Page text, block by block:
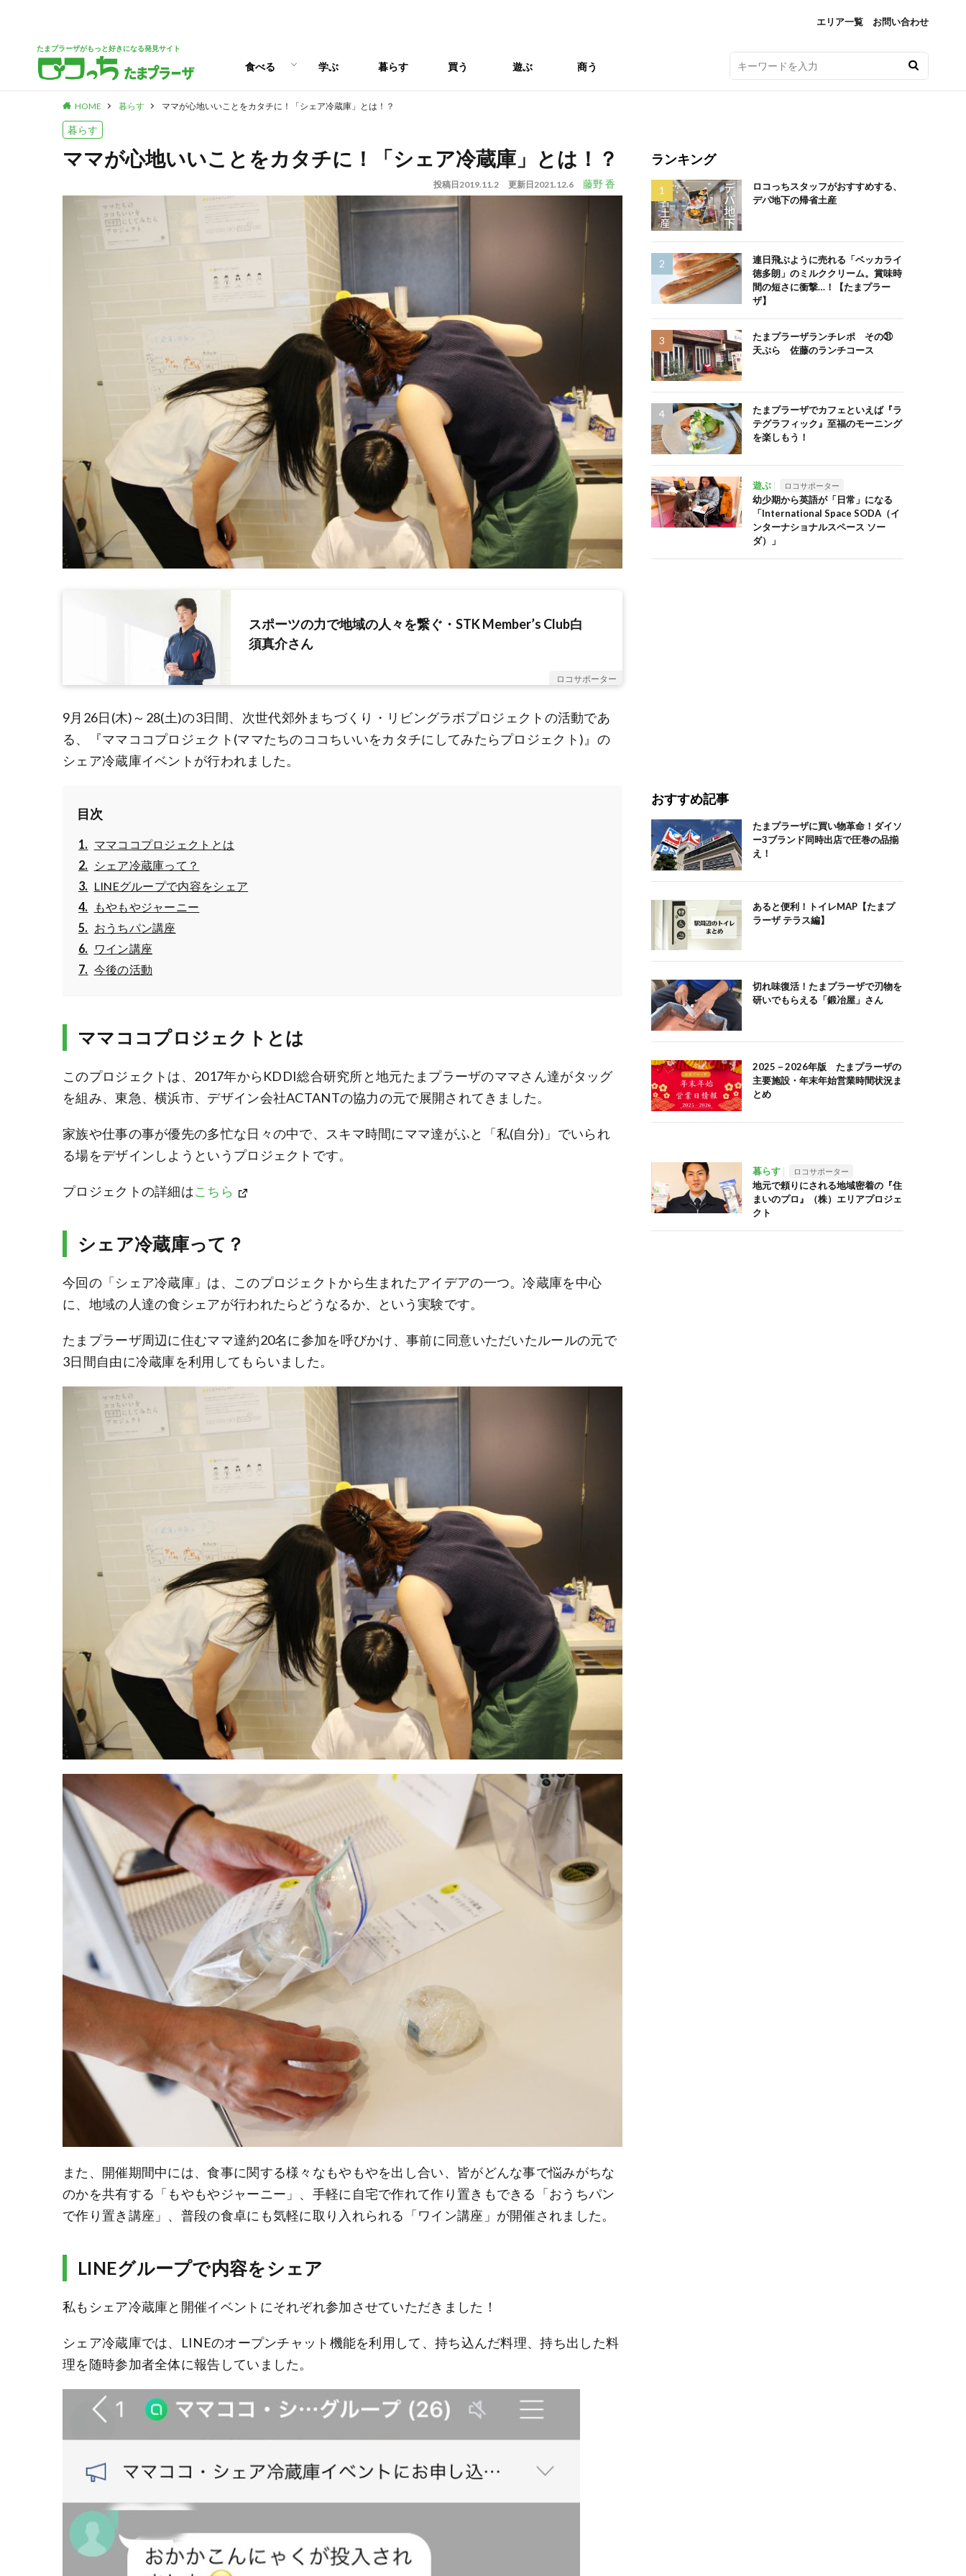
エリア一覧 お問い合わせ
たまプラーザがもっと好きになる発見サイト
食べる
パン
スイーツ
ランチ
カフェ
学ぶ 暮らす 買う 遊ぶ 商う
HOME 暮らす ママが心地いいことをカタチに！「シェア冷蔵庫」とは！？
暮らす
ママが心地いいことをカタチに！「シェア冷蔵庫」とは！？
投稿日2019.11.2 更新日2021.12.6 藤野 香
スポーツの力で地域の人々を繋ぐ・STK Member’s Club白
須真介さん
ロコサポーター
9月26日(木)～28(土)の3日間、次世代郊外まちづくり・リビングラボプロジェクトの活動であ
る、『ママココプロジェクト(ママたちのココちいいをカタチにしてみたらプロジェクト)』の
シェア冷蔵庫イベントが行われました。
目次
ママココプロジェクトとは
シェア冷蔵庫って？
LINEグループで内容をシェア
もやもやジャーニー
おうちパン講座
ワイン講座
今後の活動
ママココプロジェクトとは
このプロジェクトは、2017年からKDDI総合研究所と地元たまプラーザのママさん達がタッグ
を組み、東急、横浜市、デザイン会社ACTANTの協力の元で展開されてきました。
家族や仕事の事が優先の多忙な日々の中で、スキマ時間にママ達がふと「私(自分)」でいられ
る場をデザインしようというプロジェクトです。
プロジェクトの詳細はこちら
シェア冷蔵庫って？
今回の「シェア冷蔵庫」は、このプロジェクトから生まれたアイデアの一つ。冷蔵庫を中心
に、地域の人達の食シェアが行われたらどうなるか、という実験です。
たまプラーザ周辺に住むママ達約20名に参加を呼びかけ、事前に同意いただいたルールの元で
3日間自由に冷蔵庫を利用してもらいました。
また、開催期間中には、食事に関する様々なもやもやを出し合い、皆がどんな事で悩みがちな
のかを共有する「もやもやジャーニー」、手軽に自宅で作れて作り置きもできる「おうちパン
で作り置き講座」、普段の食卓にも気軽に取り入れられる「ワイン講座」が開催されました。
LINEグループで内容をシェア
私もシェア冷蔵庫と開催イベントにそれぞれ参加させていただきました！
シェア冷蔵庫では、LINEのオープンチャット機能を利用して、持ち込んだ料理、持ち出した料
理を随時参加者全体に報告していました。
ランキング
ロコっちスタッフがおすすめする、
デパ地下の帰省土産
連日飛ぶように売れる「ベッカライ
徳多朗」のミルククリーム。賞味時
間の短さに衝撃…！【たまプラー
ザ】
たまプラーザランチレポ その㉛
天ぷら 佐藤のランチコース
たまプラーザでカフェといえば『ラ
テグラフィック』至福のモーニング
を楽しもう！
遊ぶ ロコサポーター
幼少期から英語が「日常」になる
「International Space SODA（イ
ンターナショナルスペース ソー
ダ）」
おすすめ記事
たまプラーザに買い物革命！ダイソ
ー3ブランド同時出店で圧巻の品揃
え！
あると便利！トイレMAP【たまプ
ラーザ テラス編】
切れ味復活！たまプラーザで刃物を
研いでもらえる「鍛冶屋」さん
2025－2026年版 たまプラーザの
主要施設・年末年始営業時間状況ま
とめ
暮らす ロコサポーター
地元で頼りにされる地域密着の『住
まいのプロ』（株）エリアプロジェ
クト